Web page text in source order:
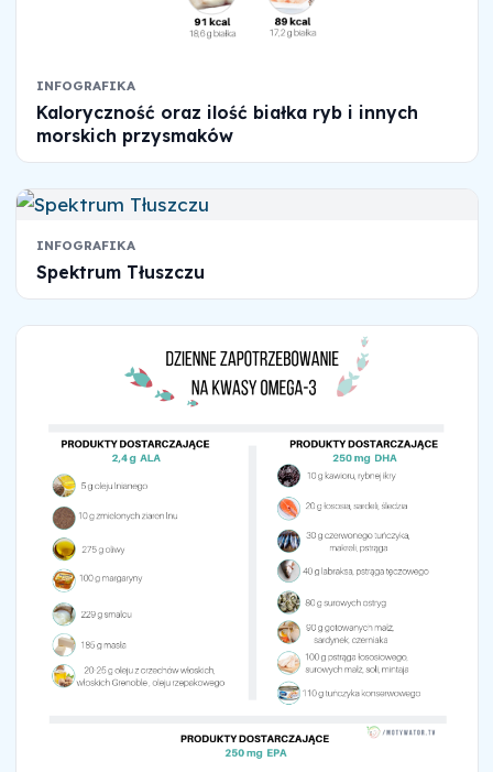
INFOGRAFIKA
Kaloryczność oraz ilość białka ryb i innych
morskich przysmaków
INFOGRAFIKA
Spektrum Tłuszczu